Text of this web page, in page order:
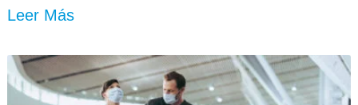
Leer Más